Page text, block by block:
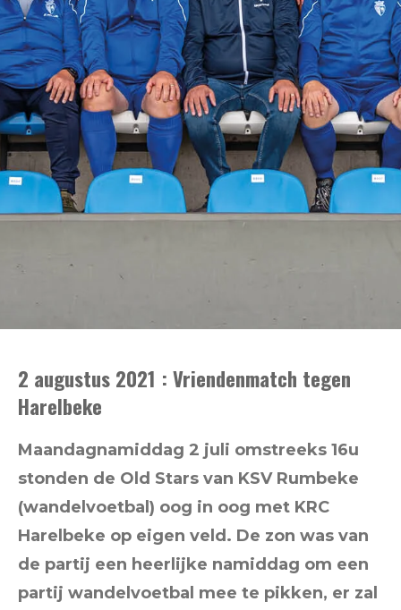
2 augustus 2021 : Vriendenmatch tegen
Harelbeke
Maandagnamiddag 2 juli omstreeks 16u
stonden de Old Stars van KSV Rumbeke
(wandelvoetbal) oog in oog met KRC
Harelbeke op eigen veld. De zon was van
de partij een heerlijke namiddag om een
partij wandelvoetbal mee te pikken, er zal